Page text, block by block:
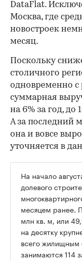
DataFlat.
Москва, где
новостроек
месяц.
Поскольку
столичного
одновременно с
суммарная
на 6% за год, до
А за последний
она и вовсе
уточняется в
На начало
долевого
месяцем ранее.
млн кв. м, или
на десятку
всего жилищным
занимаются 114